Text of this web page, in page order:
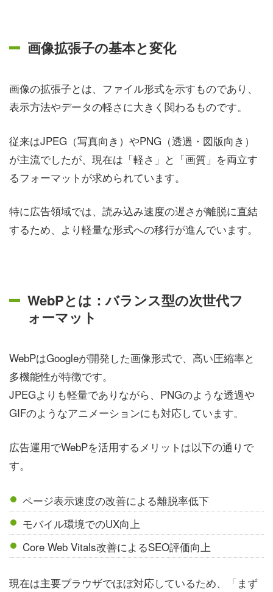
画像拡張子の基本と変化
画像の拡張子とは、ファイル形式を示すものであり、
表示方法やデータの軽さに大きく関わるものです。
従来はJPEG（写真向き）やPNG（透過・図版向き）
が主流でしたが、現在は「軽さ」と「画質」を両立す
るフォーマットが求められています。
特に広告領域では、読み込み速度の遅さが離脱に直結
するため、より軽量な形式への移行が進んでいます。
WebPとは：バランス型の次世代フ
ォーマット
WebPはGoogleが開発した画像形式で、高い圧縮率と
多機能性が特徴です。
JPEGよりも軽量でありながら、PNGのような透過や
GIFのようなアニメーションにも対応しています。
広告運用でWebPを活用するメリットは以下の通りで
す。
ページ表示速度の改善による離脱率低下
モバイル環境でのUX向上
Core Web Vitals改善によるSEO評価向上
現在は主要ブラウザでほぼ対応しているため、「まず